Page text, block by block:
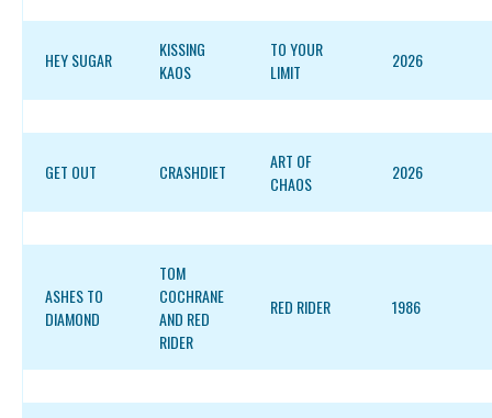
HEY SUGAR
KISSING
KAOS
TO YOUR
LIMIT
2026
GET OUT CRASHDIET
ART OF
CHAOS
2026
ASHES TO
DIAMOND
TOM
COCHRANE
AND RED
RIDER
RED RIDER 1986